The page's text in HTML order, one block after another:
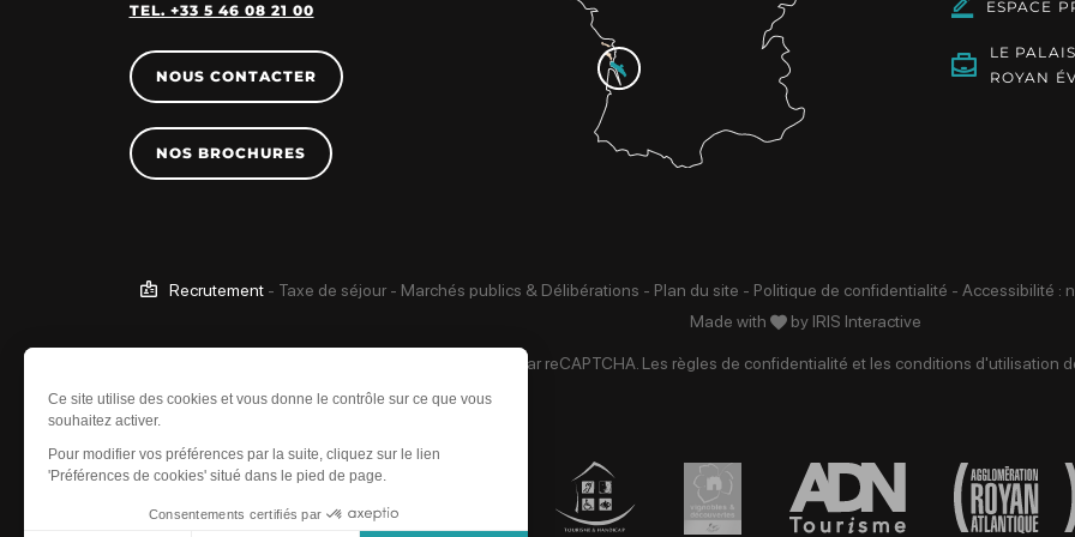
TEL. +33 5 46 08 21 00
NOUS CONTACTER
NOS BROCHURES
ESPACE
LE PALAIS
ROYAN
Recrutement - Taxe de séjour - Marchés publics & Délibérations - Plan du site - Politique de confidentialité - Accessibilité :
Made with
by IRIS Interactive
Ce site est protégé par reCAPTCHA. Les règles de confidentialité et les conditions d'utilisation